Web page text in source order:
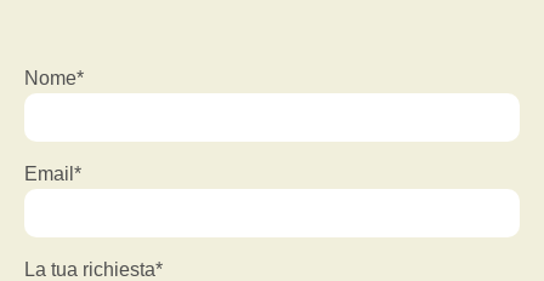
Nome*
Email*
La tua richiesta*